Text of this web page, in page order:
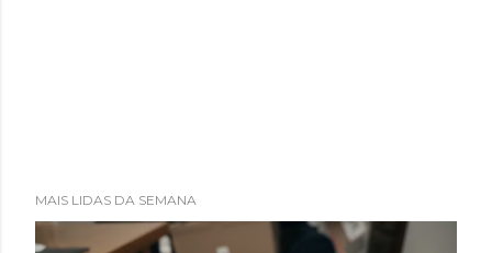
MAIS LIDAS DA SEMANA